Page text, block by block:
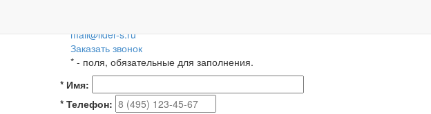
mail@lider-s.ru
Заказать звонок
* - поля, обязательные для заполнения.
* Имя:
* Телефон: